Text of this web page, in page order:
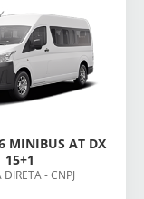
MINIBUS AT DX
15+1
- CNPJ